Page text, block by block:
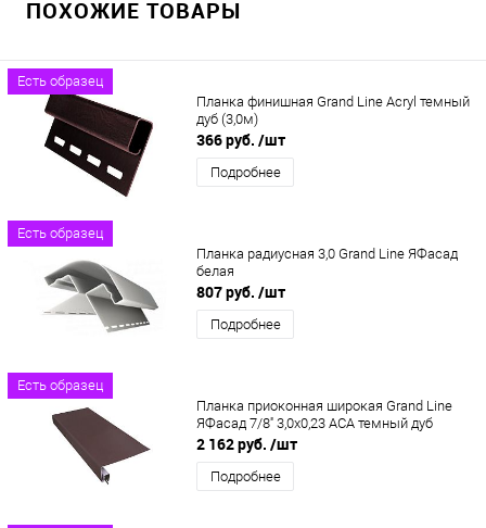
ПОХОЖИЕ ТОВАРЫ
Есть образец
Планка финишная Grand Line Acryl темный
дуб (3,0м)
366 руб. /шт
Подробнее
Есть образец
Планка радиусная 3,0 Grand Line ЯФасад
белая
807 руб. /шт
Подробнее
Есть образец
Планка приоконная широкая Grand Line
ЯФасад 7/8'' 3,0х0,23 АСА темный дуб
2 162 руб. /шт
Подробнее